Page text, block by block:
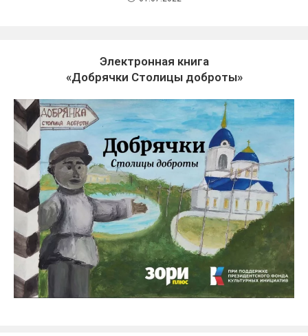
Электронная книга
«Добрячки Столицы доброты»